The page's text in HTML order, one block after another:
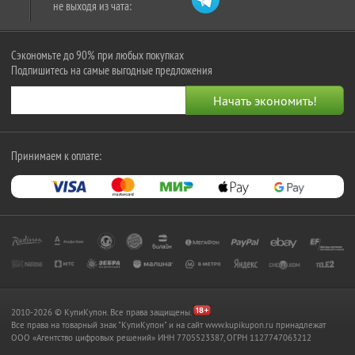
не выходя из чата:
Сэкономьте до 90% при любых покупках
Подпишитесь на самые выгодные предложения
Принимаем к оплате:
2010-2026 © КупиКупон. Все права защищены.
Все права на товарный знак "КупиКупон" и на сайт www.kupikupon.ru принадлежат
OOO «Агентство цифровых решений» ИНН 7705523387, ОГРН 1127747063212